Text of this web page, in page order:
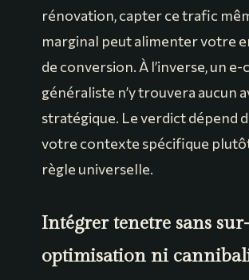
rénovation, capter ce trafic
marginal peut alimenter votre
de conversion. À l’inverse, un
généraliste n’y trouvera aucun
stratégique. Le verdict dépend
votre contexte spécifique plutôt
règle universelle.
Intégrer tenetre sans
optimisation ni